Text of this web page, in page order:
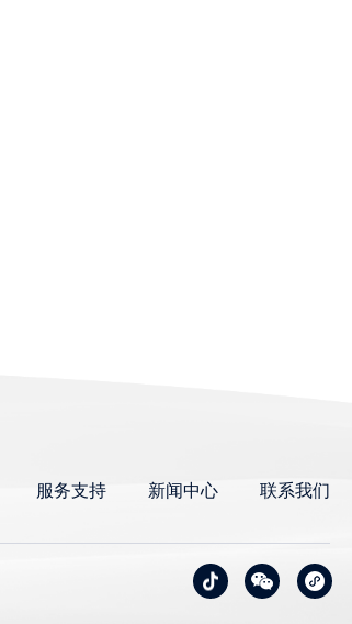
服务支持 新闻中心 联系我们